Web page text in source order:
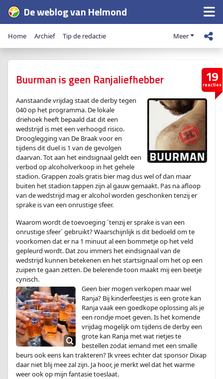
De weblog van Helmond
Home Archief Tip de redactie Meer
19
reacties
Buurman is geen Ranjaliefhebber
Aanstaande vrijdag staat de derby tegen
040 op het programma. De lokale
driehoek heeft bepaald dat dit een
wedstrijd is met een verhoogd risico.
Drooglegging van De Braak voor en
tijdens dit duel is 1 van de gevolgen
daarvan. Tot aan het eindsignaal geldt een
verbod op alcoholverkoop in het gehele
stadion. Grappen zoals gratis bier mag dus wel of dan maar
buiten het stadion tappen zijn al gauw gemaakt. Pas na afloop
van de wedstrijd mag er alcohol worden geschonken tenzij er
sprake is van een onrustige sfeer.
Waarom wordt de toevoeging ´tenzij er sprake is van een
onrustige sfeer´ gebruikt? Waarschijnlijk is dit bedoeld om te
voorkomen dat er na 1 minuut al een bommetje op het veld
gepleurd wordt. Dat zou immers het eindsignaal van de
wedstrijd kunnen betekenen en het startsignaal om het op een
zuipen te gaan zetten. De belerende toon maakt mij een beetje
cynisch.
Geen bier mogen verkopen maar wel
Ranja? Bij kinderfeestjes is een grote kan
Ranja vaak een goedkope oplossing als je
een rondje moet geven. Is het komende
vrijdag mogelijk om tijdens de derby een
grote kan Ranja met wat rietjes te
bestellen zodat iemand met een smalle
beurs ook eens kan trakteren? Ik vrees echter dat sponsor Dixap
daar niet blij mee zal zijn. Ja hoor, je merkt wel dat het warme
weer ook op mijn fantasie toeslaat.